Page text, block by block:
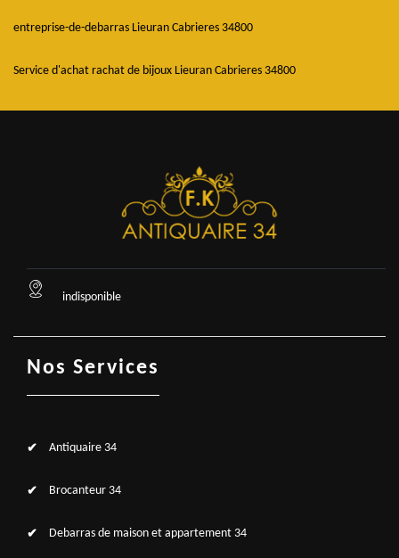
entreprise-de-debarras Lieuran Cabrieres 34800
Service d'achat rachat de bijoux Lieuran Cabrieres 34800
indisponible
Nos Services
Antiquaire 34
Brocanteur 34
Debarras de maison et appartement 34